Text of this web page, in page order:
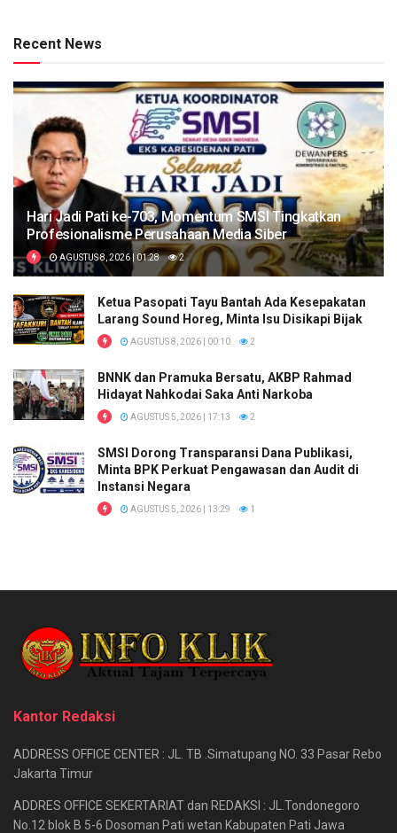
Recent News
Hari Jadi Pati ke-703, Momentum SMSI Tingkatkan
Profesionalisme Perusahaan Media Siber
AGUSTUS 8, 2026 | 01:28 2
Ketua Pasopati Tayu Bantah Ada Kesepakatan
Larang Sound Horeg, Minta Isu Disikapi Bijak
AGUSTUS 8, 2026 | 00:10 2
BNNK dan Pramuka Bersatu, AKBP Rahmad
Hidayat Nahkodai Saka Anti Narkoba
AGUSTUS 5, 2026 | 17:13 2
SMSI Dorong Transparansi Dana Publikasi,
Minta BPK Perkuat Pengawasan dan Audit di
Instansi Negara
AGUSTUS 5, 2026 | 13:29 1
Kantor Redaksi
ADDRESS OFFICE CENTER : JL. TB .Simatupang NO. 33 Pasar Rebo
Jakarta Timur
ADDRES OFFICE SEKERTARIAT dan REDAKSI : JL.Tondonegoro
No.12 blok B 5-6 Dosoman Pati wetan Kabupaten Pati Jawa